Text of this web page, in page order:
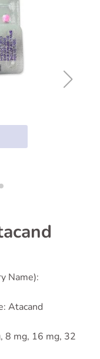
Name):
Atacand
8 mg, 16 mg, 32